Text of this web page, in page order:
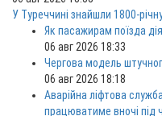
У Туреччині знайшли 1800-
Як пасажирам поїзда
06 авг 2026 18:33
Чергова модель
06 авг 2026 18:18
Аварійна ліфтова
працюватиме вночі під